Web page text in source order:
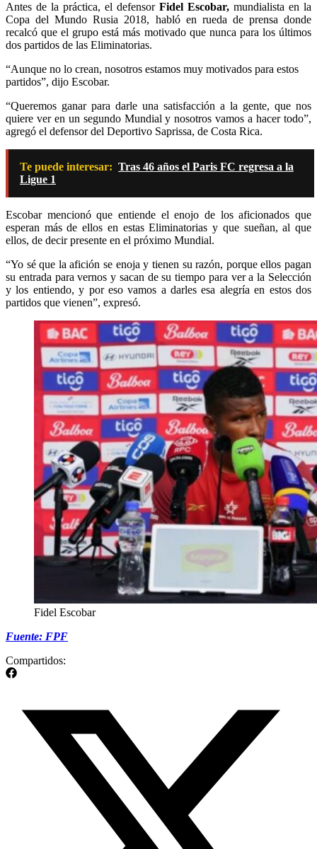
Antes de la práctica, el defensor Fidel Escobar, mundialista en la
Copa del Mundo Rusia 2018, habló en rueda de prensa donde
recalcó que el grupo está más motivado que nunca para los últimos
dos partidos de las Eliminatorias.
“Aunque no lo crean, nosotros estamos muy motivados para estos
partidos”, dijo Escobar.
“Queremos ganar para darle una satisfacción a la gente, que nos
quiere ver en un segundo Mundial y nosotros vamos a hacer todo”,
agregó el defensor del Deportivo Saprissa, de Costa Rica.
Te puede interesar: Tras 46 años el Paris FC regresa a la
Ligue 1
Escobar mencionó que entiende el enojo de los aficionados que
esperan más de ellos en estas Eliminatorias y que sueñan, al que
ellos, de decir presente en el próximo Mundial.
“Yo sé que la afición se enoja y tienen su razón, porque ellos pagan
su entrada para vernos y sacan de su tiempo para ver a la Selección
y los entiendo, y por eso vamos a darles esa alegría en estos dos
partidos que vienen”, expresó.
Fidel Escobar
Fuente: FPF
Compartidos: